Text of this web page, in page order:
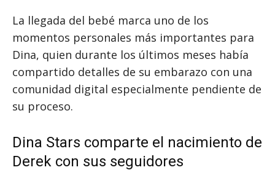
La llegada del bebé marca uno de los
momentos personales más importantes para
Dina, quien durante los últimos meses había
compartido detalles de su embarazo con una
comunidad digital especialmente pendiente de
su proceso.
Dina Stars comparte el nacimiento de
Derek con sus seguidores